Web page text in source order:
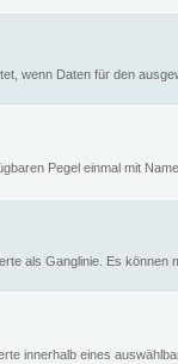
wenn Daten für den
Pegel einmal mit
als Ganglinie. Es können
innerhalb eines